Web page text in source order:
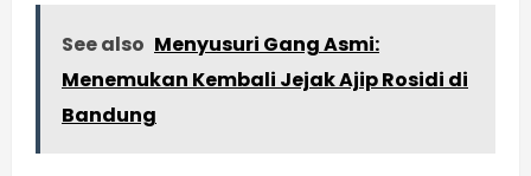
See also Menyusuri Gang Asmi:
Menemukan Kembali Jejak Ajip Rosidi di
Bandung